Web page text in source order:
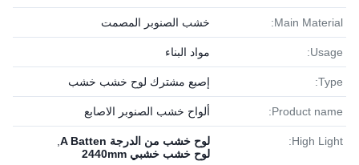
Main Material: خشب الصنوبر المصمت
Usage: مواد البناء
Type: إصبع مشترك لوح خشب خشب
Product name: ألواح خشب الصنوبر الاصابع
High Light: لوح خشب من الدرجة A Batten
لوح خشب خشبي 2440mm